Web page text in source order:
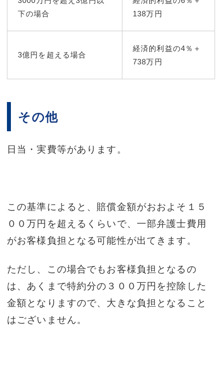
下の場合
138万円
3億円を超える場合
経済的利益の4％＋
738万円
その他
日当・実費等があります。
この基準によると、賠償金額がおおよそ１５
００万円を超えるくらいで、一部弁護士費用
がお客様負担となる可能性が出てきます。
ただし、この場合でもお客様負担となるの
は、あくまで特約分の３００万円を控除した
金額となりますので、大きな負担となること
はございません。